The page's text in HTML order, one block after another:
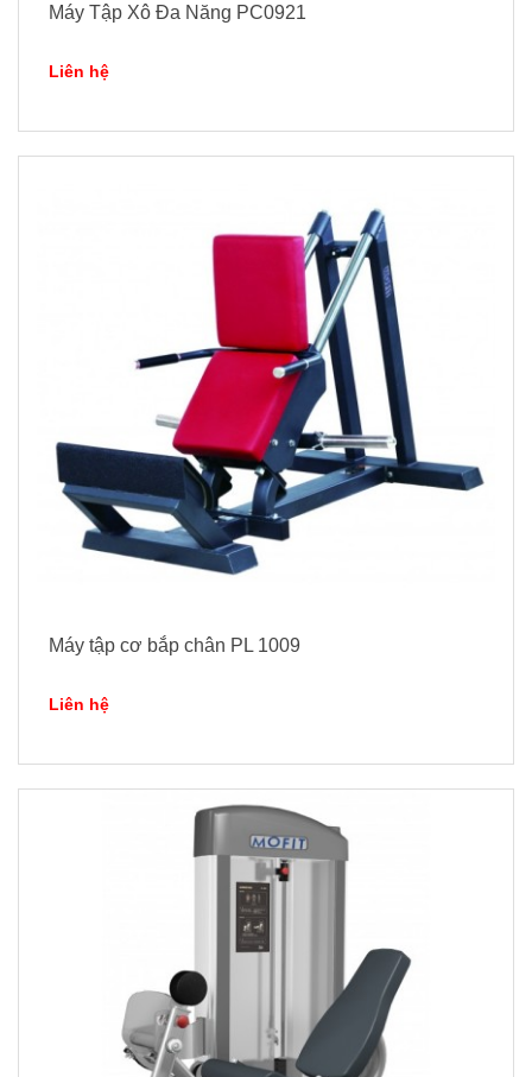
Máy Tập Xô Đa Năng PC0921
Liên hệ
Máy tập cơ bắp chân PL 1009
Liên hệ